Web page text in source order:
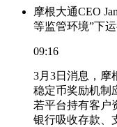
摩根大通CEO
等监管环境”下
09:16
3月3日消息，摩
稳定币奖励机制
若平台持有客户
银行吸收存款、